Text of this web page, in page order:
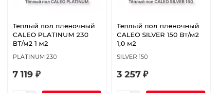
Теплый пол пленочный
CALEO PLATINUM 230
ВТ/м2 1 м2
PLATINUM 230
7 119 ₽
Теплый пол пленочный
CALEO SILVER 150 Вт/м2
1,0 м2
SILVER 150
3 257 ₽